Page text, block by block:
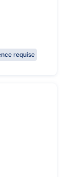
requise